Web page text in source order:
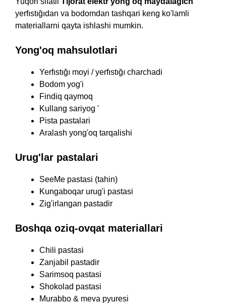
yerfıstığıdan va bodomdan tashqari keng ko'lamli
materiallarni qayta ishlashi mumkin.
Yong'oq mahsulotlari
Yerfıstığı moyi / yerfıstığı charchadi
Bodom yog'i
Findiq qaymoq
Kullang sariyog '
Pista pastalari
Aralash yong'oq tarqalishi
Urug'lar pastalari
SeeMe pastasi (tahin)
Kungaboqar urug'i pastasi
Zig'irlangan pastadir
Boshqa oziq-ovqat materiallari
Chili pastasi
Zanjabil pastadir
Sarimsoq pastasi
Shokolad pastasi
Murabbo & meva pyuresi